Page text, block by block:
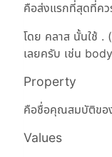
คือส่งแรกที่สุดที่คว
โดย คลาส นั้นใช้ .
เลยครับ เช่น
Property
คือชื่อคุณสมบัติขอ
Values